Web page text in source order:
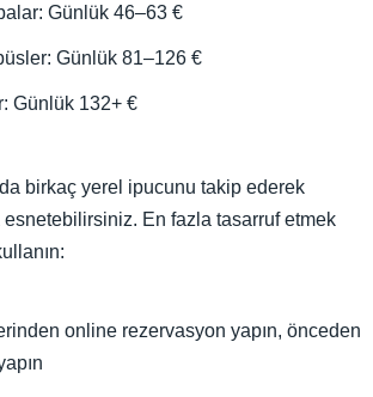
Günlük 46–63 €
Günlük 81–126 €
Günlük 132+ €
birkaç yerel ipucunu takip ederek
En fazla tasarruf etmek
online rezervasyon yapın, önceden